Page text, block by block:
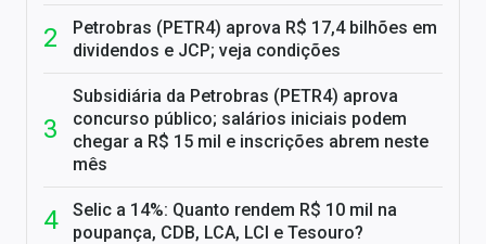
Petrobras (PETR4) aprova R$ 17,4 bilhões em
dividendos e JCP; veja condições
Subsidiária da Petrobras (PETR4) aprova
concurso público; salários iniciais podem
chegar a R$ 15 mil e inscrições abrem neste
mês
Selic a 14%: Quanto rendem R$ 10 mil na
poupança, CDB, LCA, LCI e Tesouro?